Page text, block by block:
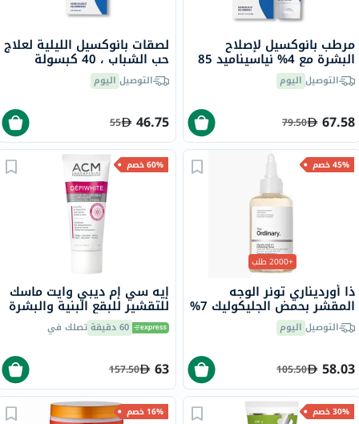
مرطب بانوكسيل لإصلاح
البشرة مع 4% نياسيناميد 85
جرامالتوصيل اليوم
67.58
79.50
لصقات بانوكسيل الليلية لعلاج
حب الشباب ، 40 كبسولة
التوصيل اليوم
46.75
55
45% خصم
+2000 طلب
ذا أورديناري تونر الوجه
المقشر بحمض الجليكوليك 7%
لتوحيد لون البشرة 240 مل
التوصيل اليوم
58.03
105.50
60% خصم
إيه سي إم ديبي وايت ماسك
للتقشير للبقع البنية والبشرة
غير المتجانسة 40 مل
60 دقيقة تصلك في
63
157.50
30% خصم 16% خصم